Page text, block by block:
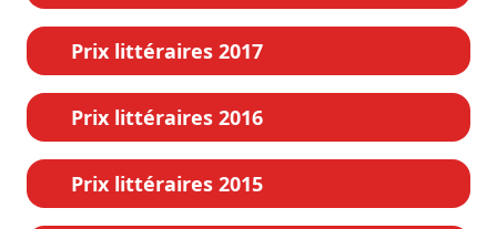
Prix littéraires 2017
Prix littéraires 2016
Prix littéraires 2015